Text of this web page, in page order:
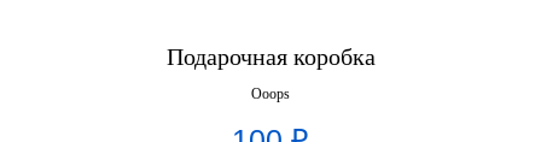
Подарочная коробка
Ooops